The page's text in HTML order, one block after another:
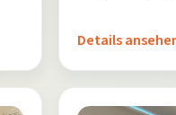
Seminartischen.
Details